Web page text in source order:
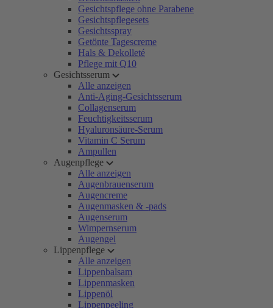
Gesichtspflege ohne Parabene
Gesichtspflegesets
Gesichtsspray
Getönte Tagescreme
Hals & Dekolleté
Pflege mit Q10
Gesichtsserum
Alle anzeigen
Anti-Aging-Gesichtsserum
Collagenserum
Feuchtigkeitsserum
Hyaluronsäure-Serum
Vitamin C Serum
Ampullen
Augenpflege
Alle anzeigen
Augenbrauenserum
Augencreme
Augenmasken & -pads
Augenserum
Wimpernserum
Augengel
Lippenpflege
Alle anzeigen
Lippenbalsam
Lippenmasken
Lippenöl
Lippenpeeling